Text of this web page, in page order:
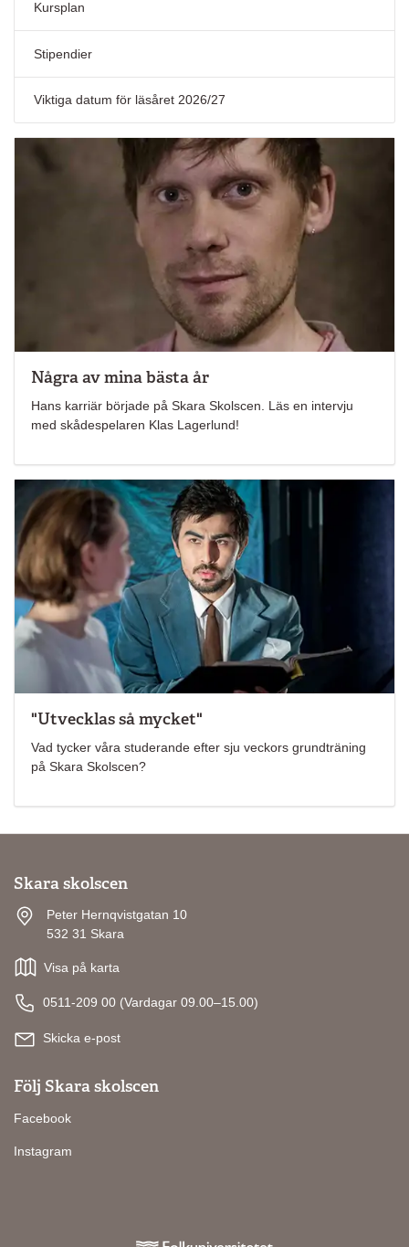
Kursplan
Stipendier
Viktiga datum för läsåret 2026/27
Några av mina bästa år
Hans karriär började på Skara Skolscen. Läs en intervju
med skådespelaren Klas Lagerlund!
"Utvecklas så mycket"
Vad tycker våra studerande efter sju veckors grundträning
på Skara Skolscen?
Skara skolscen
Peter Hernqvistgatan 10
532 31 Skara
Visa på karta
0511-209 00 (Vardagar 09.00–15.00)
Skicka e-post
Följ Skara skolscen
Facebook
Instagram